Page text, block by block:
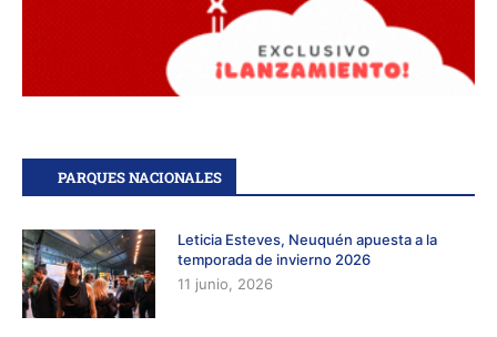
PARQUES NACIONALES
Leticia Esteves, Neuquén apuesta a la
temporada de invierno 2026
11 junio, 2026